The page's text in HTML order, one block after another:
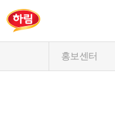
홍보센터